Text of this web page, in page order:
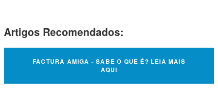
Artigos Recomendados:
FACTURA AMIGA - SABE O QUE É? LEIA MAIS
AQUI